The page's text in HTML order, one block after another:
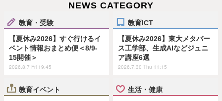
NEWS CATEGORY
教育・受験
【夏休み2026】すぐ行けるイ
ベント情報おまとめ便＜8/9-
15開催＞
2026.8.7 Fri 19:45
教育ICT
【夏休み2026】東大メタバー
ス工学部、生成AIなどジュニ
ア講座6選
2026.7.30 Thu 11:15
教育イベント 生活・健康